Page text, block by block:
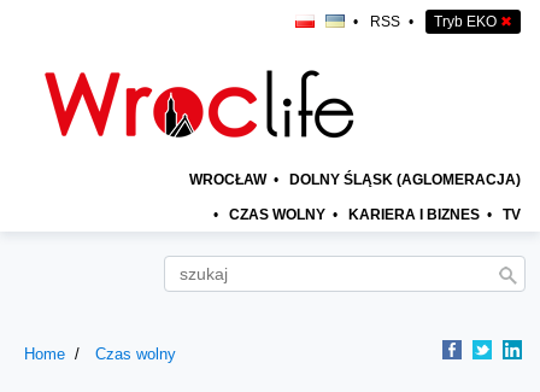
• RSS • Tryb EKO ✖
WROCŁAW • DOLNY ŚLĄSK (AGLOMERACJA)
• CZAS WOLNY • KARIERA I BIZNES • TV
Home Czas wolny